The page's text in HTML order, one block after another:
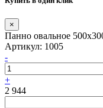
×
Панно овальное
Артикул: 1005
-
+
2 944